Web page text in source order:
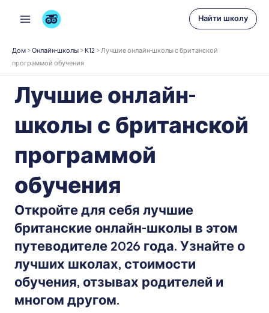
содержимому
Найти школу
Дом >Онлайн-школы > К12 > Лучшие онлайн-школы с британской
программой обучения
Лучшие онлайн-
школы с британской
программой
обучения
Откройте для себя лучшие
британские онлайн-школы в этом
путеводителе 2026 года. Узнайте о
лучших школах, стоимости
обучения, отзывах родителей и
многом другом.